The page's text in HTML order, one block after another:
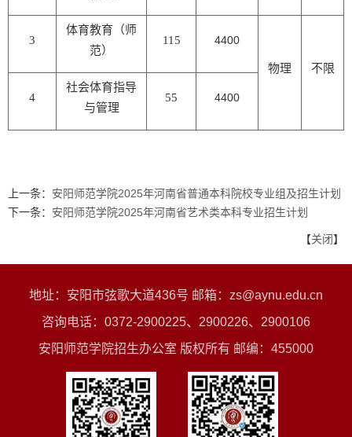
3
体育教育（师
范）
115 4400
物理 不限
4
社会体育指导
与管理
55 4400
上一条： 安阳师范学院2025年河南省普通本科院校专业组及招生计划
下一条： 安阳师范学院2025年河南省艺术类本科专业招生计划
【关闭】
地址：安阳市弦歌大道436号 邮箱：zs@aynu.edu.cn
咨询电话：0372-2900225、2900226、2900106
安阳师范学院招生办公室 版权所有 邮编：455000